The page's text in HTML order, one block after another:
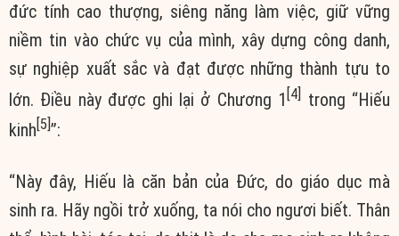
đức tính cao thượng, siêng năng làm việc, giữ vững
niềm tin vào chức vụ của mình, xây dựng công danh,
sự nghiệp xuất sắc và đạt được những thành tựu to
lớn. Điều này được ghi lại ở Chương 1[4] trong “Hiếu
kinh [5] ”:
“Này đây, Hiếu là căn bản của Đức, do giáo dục mà
sinh ra. Hãy ngồi trở xuống, ta nói cho ngươi biết. Thân